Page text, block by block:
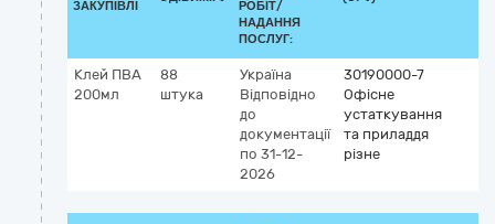
ЗАКУПІВЛІ
РОБІТ/
НАДАННЯ
ПОСЛУГ:
Клей ПВА
200мл
88
штука
Україна
Відповідно
до
документації
по 31-12-
2026
30190000-7
Офісне
устаткування
та приладдя
різне